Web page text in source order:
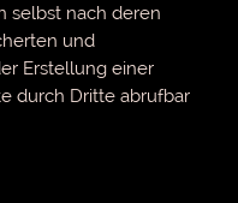
selbst nach deren
und
Erstellung einer
durch Dritte abrufbar